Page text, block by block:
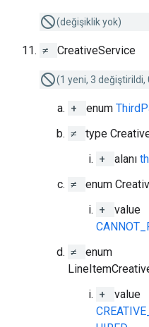
(değişiklik yok)
≠ CreativeService
(1 yeni, 3 değiştirildi,
+ enum
≠
type
+
alanı
≠
enum
+
value
≠
enum
+
value